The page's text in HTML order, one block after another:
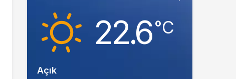
22.6‎°C
Açık